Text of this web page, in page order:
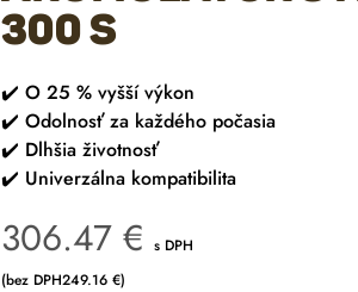
300 S
✔️ O 25 % vyšší výkon
✔️ Odolnosť za každého počasia
✔️ Dlhšia životnosť
✔️ Univerzálna kompatibilita
306.47 € s DPH
(bez DPH249.16 €)